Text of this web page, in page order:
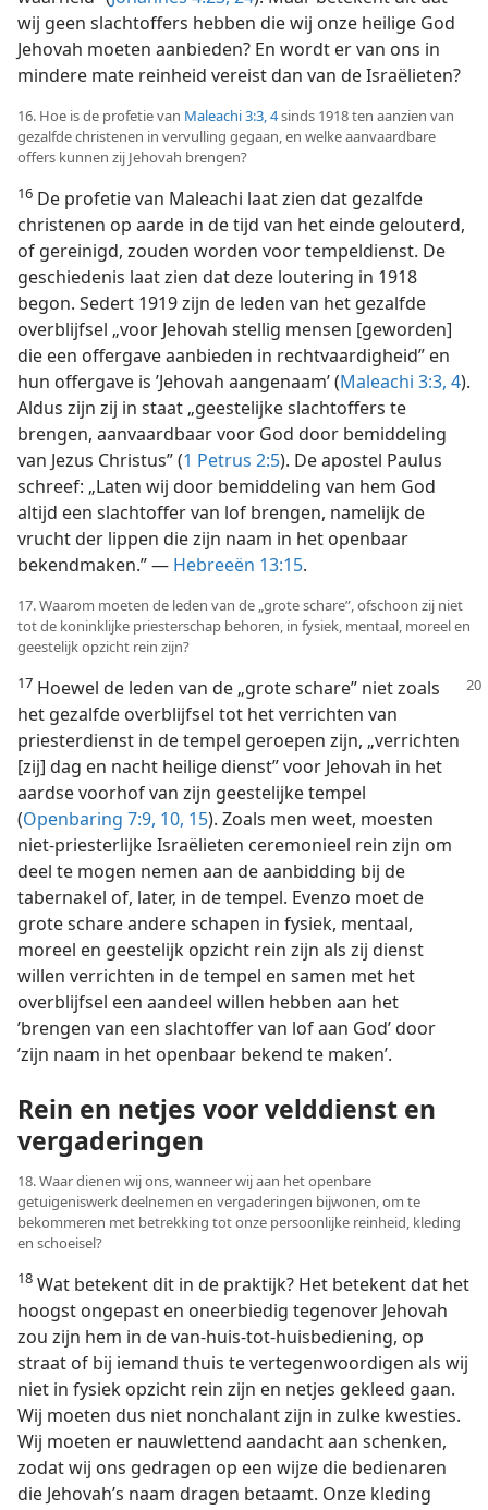
wij geen slachtoffers hebben die wij onze heilige God
Jehovah moeten aanbieden? En wordt er van ons in
mindere mate reinheid vereist dan van de Israëlieten?
16. Hoe is de profetie van Maleachi 3:3, 4sinds 1918 ten aanzien van
gezalfde christenen in vervulling gegaan, en welke aanvaardbare
offers kunnen zij Jehovah brengen?
16 De profetie van Maleachi laat zien dat gezalfde
christenen op aarde in de tijd van het einde gelouterd,
of gereinigd, zouden worden voor tempeldienst. De
geschiedenis laat zien dat deze loutering in 1918
begon. Sedert 1919 zijn de leden van het gezalfde
overblijfsel „voor Jehovah stellig mensen [geworden]
die een offergave aanbieden in rechtvaardigheid” en
hun offergave is ’Jehovah aangenaam’ (Maleachi 3:3, 4).
Aldus zijn zij in staat „geestelijke slachtoffers te
brengen, aanvaardbaar voor God door bemiddeling
van Jezus Christus” (1 Petrus 2:5). De apostel Paulus
schreef: „Laten wij door bemiddeling van hem God
altijd een slachtoffer van lof brengen, namelijk de
vrucht der lippen die zijn naam in het openbaar
bekendmaken.” — Hebreeën 13:15.
17. Waarom moeten de leden van de „grote schare”, ofschoon zij niet
tot de koninklijke priesterschap behoren, in fysiek, mentaal, moreel en
geestelijk opzicht rein zijn?
17 Hoewel de leden van de „grote schare” niet zoals
het gezalfde overblijfsel tot het verrichten van
priesterdienst in de tempel geroepen zijn, „verrichten
[zij] dag en nacht heilige dienst” voor Jehovah in het
aardse voorhof van zijn geestelijke tempel
(Openbaring 7:9, 10, 15). Zoals men weet, moesten
niet-priesterlijke Israëlieten ceremonieel rein zijn om
deel te mogen nemen aan de aanbidding bij de
tabernakel of, later, in de tempel. Evenzo moet de
grote schare andere schapen in fysiek, mentaal,
moreel en geestelijk opzicht rein zijn als zij dienst
willen verrichten in de tempel en samen met het
overblijfsel een aandeel willen hebben aan het
’brengen van een slachtoffer van lof aan God’ door
’zijn naam in het openbaar bekend te maken’.
Rein en netjes voor velddienst en
vergaderingen
18. Waar dienen wij ons, wanneer wij aan het openbare
getuigeniswerk deelnemen en vergaderingen bijwonen, om te
bekommeren met betrekking tot onze persoonlijke reinheid, kleding
en schoeisel?
18 Wat betekent dit in de praktijk? Het betekent dat het
hoogst ongepast en oneerbiedig tegenover Jehovah
zou zijn hem in de van-huis-tot-huisbediening, op
straat of bij iemand thuis te vertegenwoordigen als wij
niet in fysiek opzicht rein zijn en netjes gekleed gaan.
Wij moeten dus niet nonchalant zijn in zulke kwesties.
Wij moeten er nauwlettend aandacht aan schenken,
zodat wij ons gedragen op een wijze die bedienaren
die Jehovah’s naam dragen betaamt. Onze kleding